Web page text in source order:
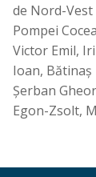
de Nord-
Pompei
Victor Emil,
Ioan,
Şerban
Egon-Zsolt,